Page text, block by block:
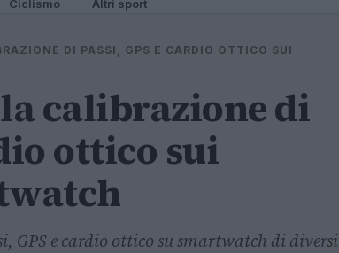
Ciclismo Altri sport
DI PASSI, GPS E CARDIO OTTICO SUI
calibrazione di
ottico sui
GPS e cardio ottico su smartwatch di diversi